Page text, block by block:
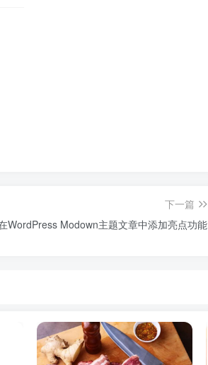
下一篇
WordPress Modown主题文章中添加亮点功能